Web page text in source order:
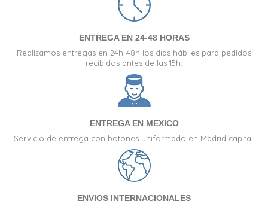
ENTREGA EN 24-48 HORAS
Realizamos entregas en 24h-48h los días hábiles para pedidos
recibidos antes de las 15h.
ENTREGA EN MEXICO
Servicio de entrega con botones uniformado en Madrid capital.
ENVIOS INTERNACIONALES